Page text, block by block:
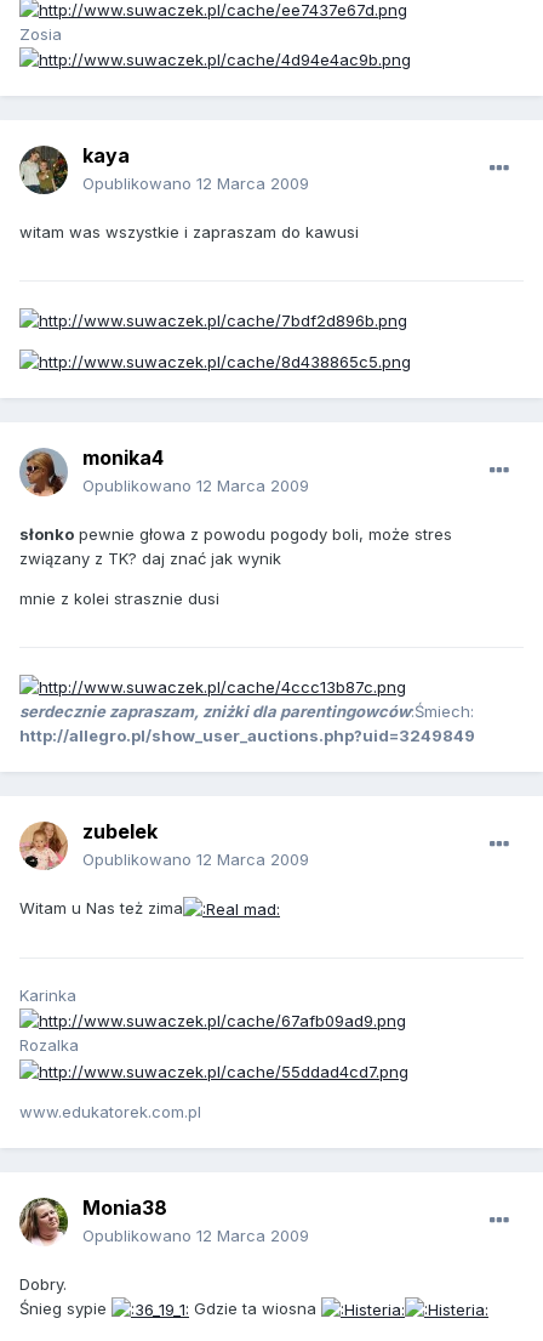
Zosia
kaya
Opublikowano 12 Marca 2009
witam was wszystkie i zapraszam do kawusi
monika4
Opublikowano 12 Marca 2009
słonko pewnie głowa z powodu pogody boli, może stres
związany z TK? daj znać jak wynik
mnie z kolei strasznie dusi
serdecznie zapraszam, zniżki dla parentingowców:Śmiech:
http://allegro.pl/show_user_auctions.php?uid=3249849
zubelek
Opublikowano 12 Marca 2009
Witam u Nas też zima
Karinka
Rozalka
www.edukatorek.com.pl
Monia38
Opublikowano 12 Marca 2009
Dobry.
Śnieg sypie
Gdzie ta wiosna